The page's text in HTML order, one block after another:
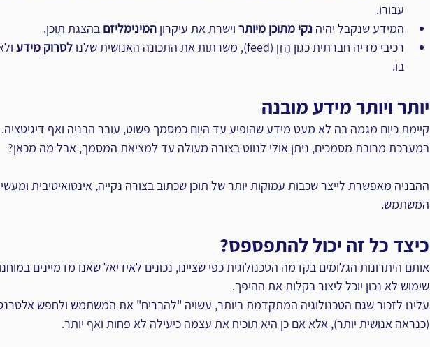
עבורו.
המידע שנקבל יהיה נקי מתוכן מיותר וישרת את עיקרון המינימליזם בהצגת תוכן.
רכיבי מדיה חברתית כגון הֶזֶן (feed), משרתות את התכונה האנושית שלנו
לסרוק מידע
בו.
יותר ויותר מידע מובנה
קיימת כיום מגמה בה לא מעט מידע שהופיע עד היום כמסמך פשוט, עובר הבניה ואף דיגיטציה.
במערכת מרובת מסמכים, ניתן אולי לנווט בצורה מעולה עד למציאת המסמך, אבל מה מכאן?
ההבניה מאפשרת לייצר שכבות עמוקות יותר של תוכן שכתוב בצורה נקייה, אינטואיטיבית
המשתמש.
כיצד כל זה יכול להתפספס?
אותם היתרונות הגלומים בקדמה הטכנולוגית כפי שציינו, נכונים לאידיאל שאנו מדמיינים
שימוש לא נכון יוכל ליצור בקלות את ההיפך.
עלינו לזכור שגם הטכנולוגיה המתקדמת ביותר, עשויה "להבריח" את המשתמש ולחפש
(כנראה אנושית יותר), אלא אם כן היא תוכיח את עצמה כיעילה לא פחות ואף יותר.